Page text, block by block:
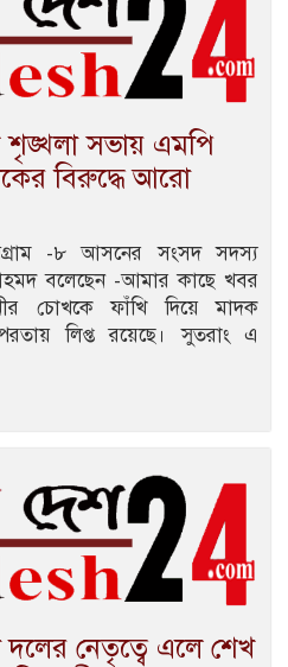
শৃঙ্খলা সভায় এমপি
বিরুদ্ধে আরো
-৮ আসনের সংসদ সদস‍্য
বলেছেন -আমার কাছে খবর
চোখকে ফাঁখি দিয়ে মাদক
লিপ্ত রয়েছে। সুতরাং এ
দলের নেতৃত্বে এলে শেখ